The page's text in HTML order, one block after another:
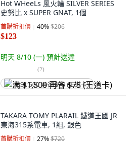
Hot WHeeLs 風火輪 SILVER SERIES
史努比 x SUPER GNAT, 1個
首購折扣價 40%$206
$123
明天 8/10 (一) 預計送達
(2)
满 $1,500 再省 $75 (王道卡)
TAKARA TOMY PLARAIL 鐵道王國 JR
東海315系電車, 1組, 銀色
首購折扣價 27%$720